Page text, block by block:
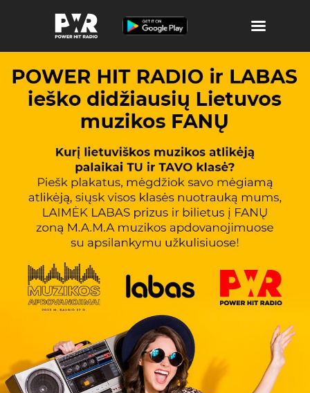
Atributika
Laidos ir Archyvas
Muzika
Apie POWER
Žaidimai